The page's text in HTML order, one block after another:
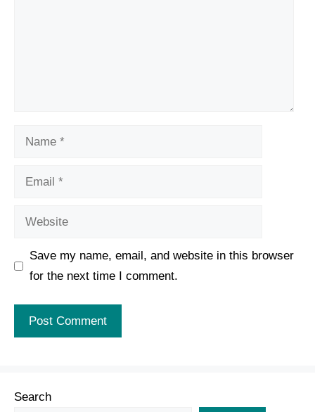
Name
Email
Website
Save my name, email, and website in this browser
for the next time I comment.
Search